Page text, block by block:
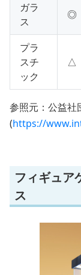
ガラ
ス
◎
プラ
スチ
ック
△
参照元：公益社
(https://
フィギュア
ス